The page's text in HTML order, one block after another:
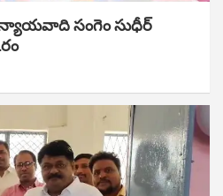
న్యాయవాది సంగెం సుధీర్